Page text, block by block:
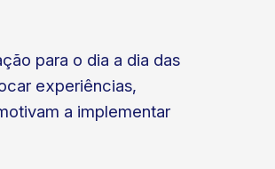
para o dia a dia das
experiências,
a implementar